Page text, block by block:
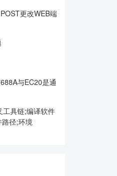
更改WEB端
与EC20是通
工具链;编译软件
径;环境